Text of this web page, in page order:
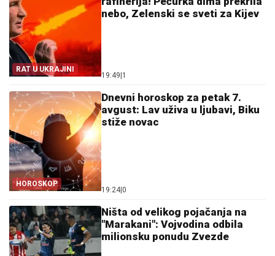
RAT U UKRAJINI
nebo, Zelenski se sveti za Kijev
19:49 1
HOROSKOP
Dnevni horoskop za petak 7.
avgust: Lav uživa u ljubavi, Biku
stiže novac
19:24 0
Ništa od velikog pojačanja na
"Marakani": Vojvodina odbila
milionsku ponudu Zvezde